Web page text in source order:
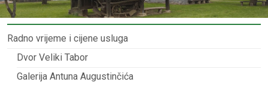
Radno vrijeme i cijene usluga
Dvor Veliki Tabor
Galerija Antuna Augustinčića